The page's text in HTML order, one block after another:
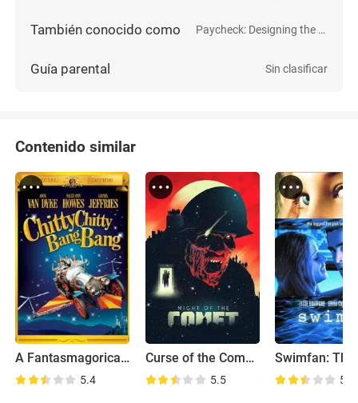
También conocido como Paycheck: Designing the Future
Guía parental Sin clasificar
Contenido similar
A Fantasmagorical Motorcar
5.4
Curse of the Comet with David B. Miller
5.5 5.7